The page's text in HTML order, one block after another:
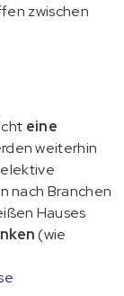
zwischen
eine
weiterhin
nach Branchen
Hauses
(wie